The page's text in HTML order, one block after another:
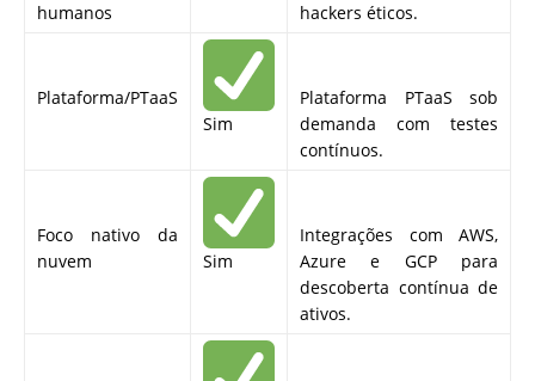
humanos
hackers éticos.
Plataforma/PTaaS
Sim
Plataforma PTaaS sob
demanda com testes
contínuos.
Foco nativo da
nuvem
Sim
Integrações com AWS,
Azure e GCP para
descoberta contínua de
ativos.